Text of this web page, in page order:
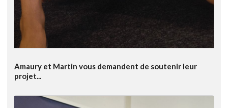
Amaury et Martin vous demandent de soutenir leur
projet...